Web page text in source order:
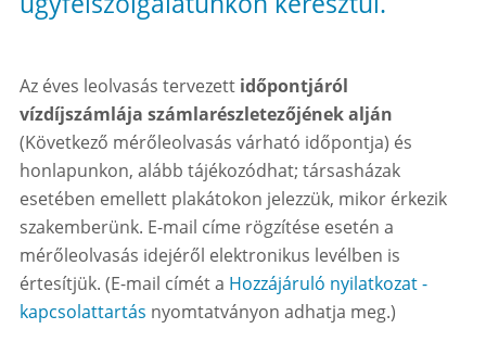
Az éves leolvasás tervezett időpontjáról
vízdíjszámlája számlarészletezőjének alján
(Következő mérőleolvasás várható időpontja) és
honlapunkon, alább tájékozódhat; társasházak
esetében emellett plakátokon jelezzük, mikor érkezik
szakemberünk. E-mail címe rögzítése esetén a
mérőleolvasás idejéről elektronikus levélben is
értesítjük. (E-mail címét a Hozzájáruló nyilatkozat -
kapcsolattartás nyomtatványon adhatja meg.)